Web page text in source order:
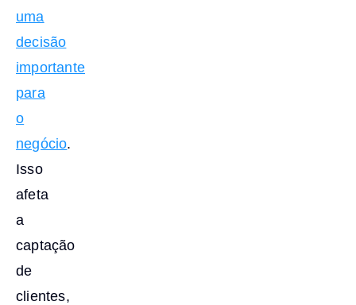
uma
decisão
importante
para
o
negócio.
Isso
afeta
a
captação
de
clientes,